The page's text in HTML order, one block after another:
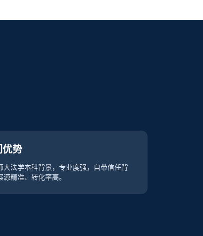
优势
大法学本科背景，专业度强，自带信任背
源精准、转化率高。